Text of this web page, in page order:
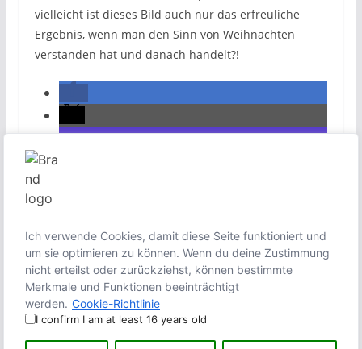
Ich verwende Cookies, damit diese Seite funktioniert und
um sie optimieren zu können. Wenn du deine Zustimmung
nicht erteilst oder zurückziehst, können bestimmte
Merkmale und Funktionen beeinträchtigt
werden. Cookie-Richtlinie
I confirm I am at least 16 years old
vielleicht ist dieses Bild auch nur das erfreuliche
Ergebnis, wenn man den Sinn von Weihnachten
verstanden hat und danach handelt?!